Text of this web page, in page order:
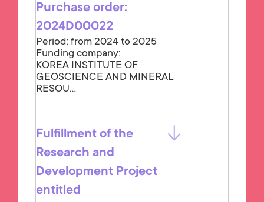
Purchase order:
2024D00022
Period: from 2024 to 2025
Funding company:
KOREA INSTITUTE OF
GEOSCIENCE AND MINERAL
RESOU...
Fulfillment of the
Research and
Development Project
entitled